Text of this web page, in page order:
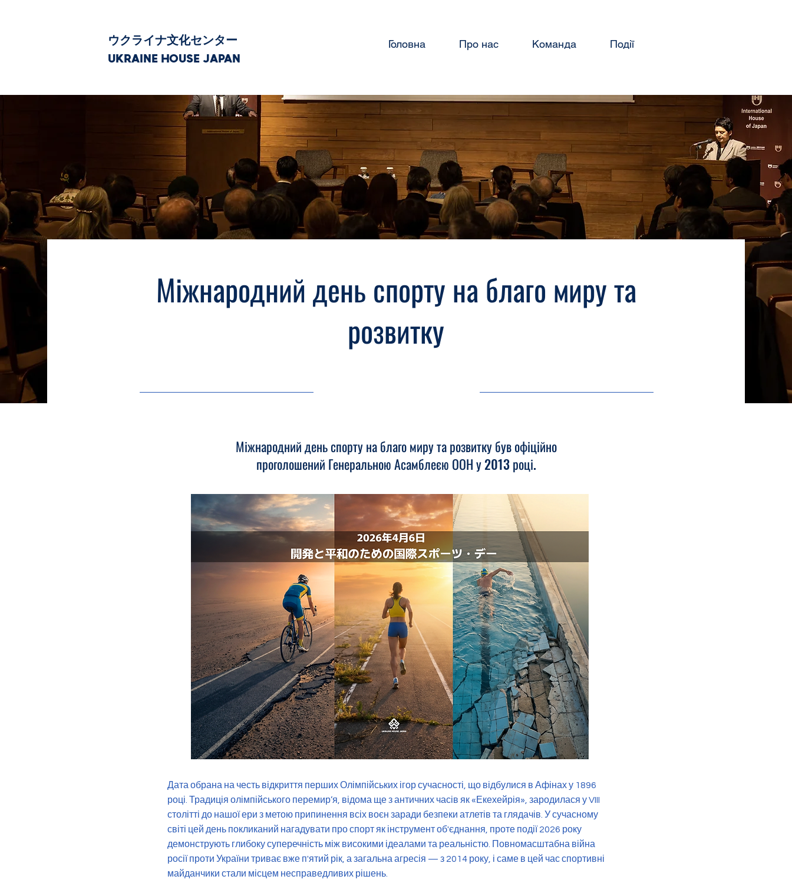
ウクライナ文化センター
UKRAINE HOUSE JAPAN
Головна Про нас Команда Події
Міжнародний день спорту на благо миру та
розвитку
Міжнародний день спорту на благо миру та розвитку був офіційно
проголошений Генеральною Асамблеєю ООН у 2013 році.
Дата обрана на честь відкриття перших Олімпійських ігор сучасності, що відбулися в Афінах у 1896
році. Традиція олімпійського перемир’я, відома ще з античних часів як «Екехейрія», зародилася у VIII
столітті до нашої ери з метою припинення всіх воєн заради безпеки атлетів та глядачів. У сучасному
світі цей день покликаний нагадувати про спорт як інструмент об'єднання, проте події 2026 року
демонструють глибоку суперечність між високими ідеалами та реальністю. Повномасштабна війна
росії проти України триває вже п'ятий рік, а загальна агресія — з 2014 року, і саме в цей час спортивні
майданчики стали місцем несправедливих рішень.